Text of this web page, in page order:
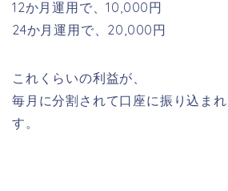
12か月運用で、10,000円
24か月運用で、20,000円
これくらいの利益が、
毎月に分割されて口座に振り込ま
す。